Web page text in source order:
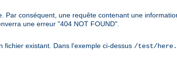
conséquent, une requête contenant une
une erreur "404 NOT FOUND".
fichier existant. Dans l'exemple ci-dessus /test/